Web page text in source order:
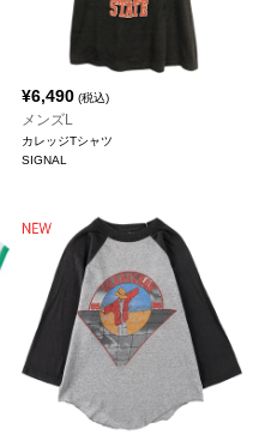
¥6,490 (税込)
メンズL
カレッジTシャツ
SIGNAL